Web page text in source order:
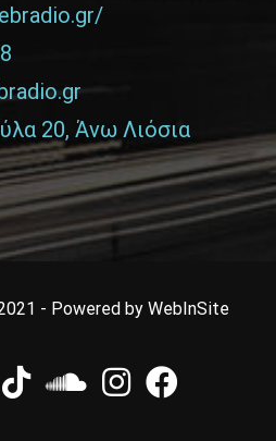
20, Άνω Λιόσια
- Powered by WebInSite